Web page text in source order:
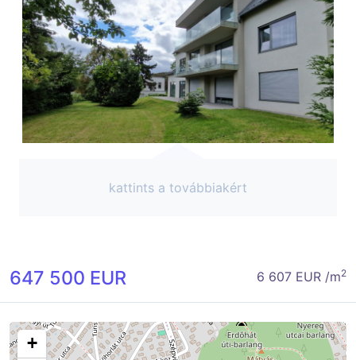
kattints a továbbiakért
647 500 EUR 6 607 EUR /m2
+